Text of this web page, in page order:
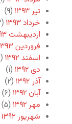
تیر ۱۳۹۳
(۹)
خرداد ۱۳۹۳
(۳)
اردیبهشت ۱۳۹۳
فروردین ۱۳۹۳
اسفند ۱۳۹۲
(۲)
دی ۱۳۹۲
(۱)
آذر ۱۳۹۲
(۲)
آبان ۱۳۹۲
(۶)
مهر ۱۳۹۲
(۵)
شهریور ۱۳۹۲